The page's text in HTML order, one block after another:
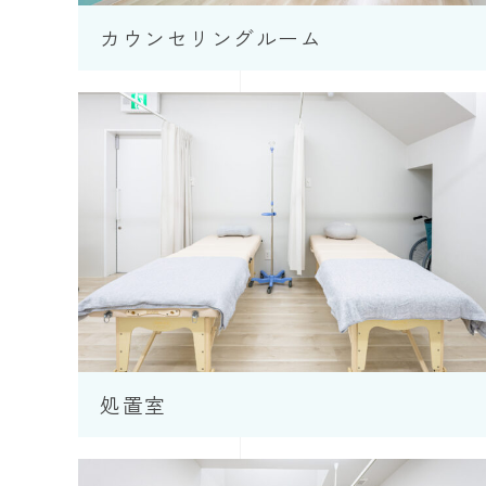
カウンセリングルーム
処置室